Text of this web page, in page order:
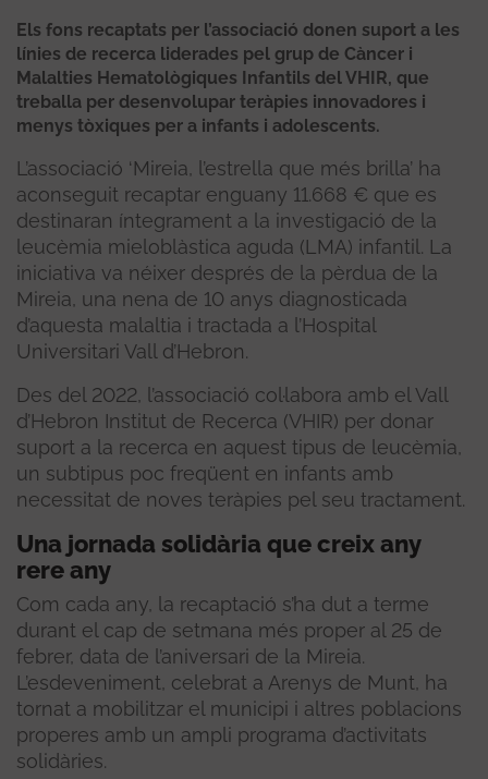
Els fons recaptats per l’associació donen suport a les
línies de recerca liderades pel grup de Càncer i
Malalties Hematològiques Infantils del VHIR, que
treballa per desenvolupar teràpies innovadores i
menys tòxiques per a infants i adolescents.
L’associació ‘Mireia, l’estrella que més brilla’ ha
aconseguit recaptar enguany 11.668 € que es
destinaran íntegrament a la investigació de la
leucèmia mieloblàstica aguda (LMA) infantil. La
iniciativa va néixer després de la pèrdua de la
Mireia, una nena de 10 anys diagnosticada
d’aquesta malaltia i tractada a l’Hospital
Universitari Vall d’Hebron.
Des del 2022, l’associació col·labora amb el Vall
d’Hebron Institut de Recerca (VHIR) per donar
suport a la recerca en aquest tipus de leucèmia,
un subtipus poc freqüent en infants amb
necessitat de noves teràpies pel seu tractament.
Una jornada solidària que creix any
rere any
Com cada any, la recaptació s’ha dut a terme
durant el cap de setmana més proper al 25 de
febrer, data de l’aniversari de la Mireia.
L’esdeveniment, celebrat a Arenys de Munt, ha
tornat a mobilitzar el municipi i altres poblacions
properes amb un ampli programa d’activitats
solidàries.